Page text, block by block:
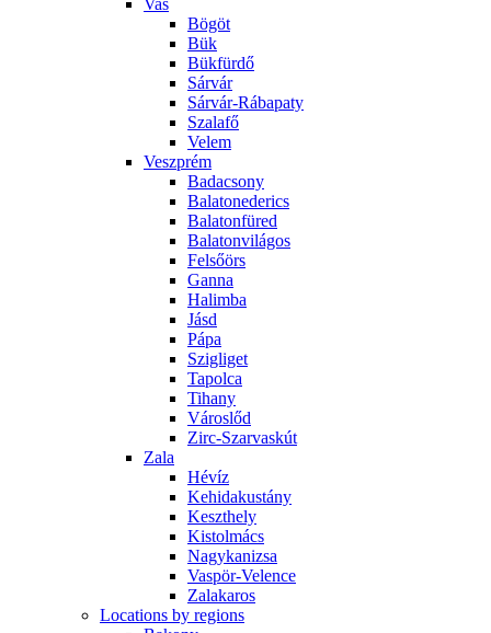
Bögöt
Bük
Bükfürdő
Sárvár
Sárvár-Rábapaty
Szalafő
Velem
Veszprém
Badacsony
Balatonederics
Balatonfüred
Balatonvilágos
Felsőörs
Ganna
Halimba
Jásd
Pápa
Szigliget
Tapolca
Tihany
Városlőd
Zirc-Szarvaskút
Zala
Hévíz
Kehidakustány
Keszthely
Kistolmács
Nagykanizsa
Vaspör-Velence
Zalakaros
Locations by regions